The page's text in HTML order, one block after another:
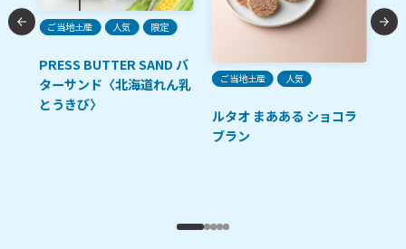
ご当地土産 人気 限定
PRESS BUTTER SAND バ
ターサンド〈北海道れん乳
とうきび〉
ご当地土産 人気
ルタオ まあある ショコラ
ブラン